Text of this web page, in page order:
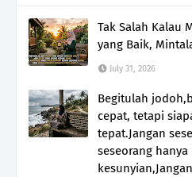
Tak Salah Kalau
yang Baik,
July 31, 2026
Begitulah
cepat, tetapi
tepat.Jangan
seseorang